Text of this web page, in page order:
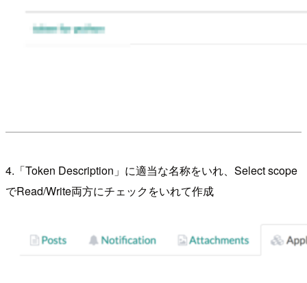
4.「Token Description」に適当な名称をいれ、Select scope
でRead/Write両方にチェックをいれて作成